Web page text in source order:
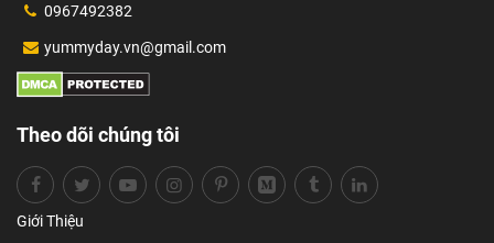
0967492382
yummyday.vn@gmail.com
Theo dõi chúng tôi
Giới Thiệu